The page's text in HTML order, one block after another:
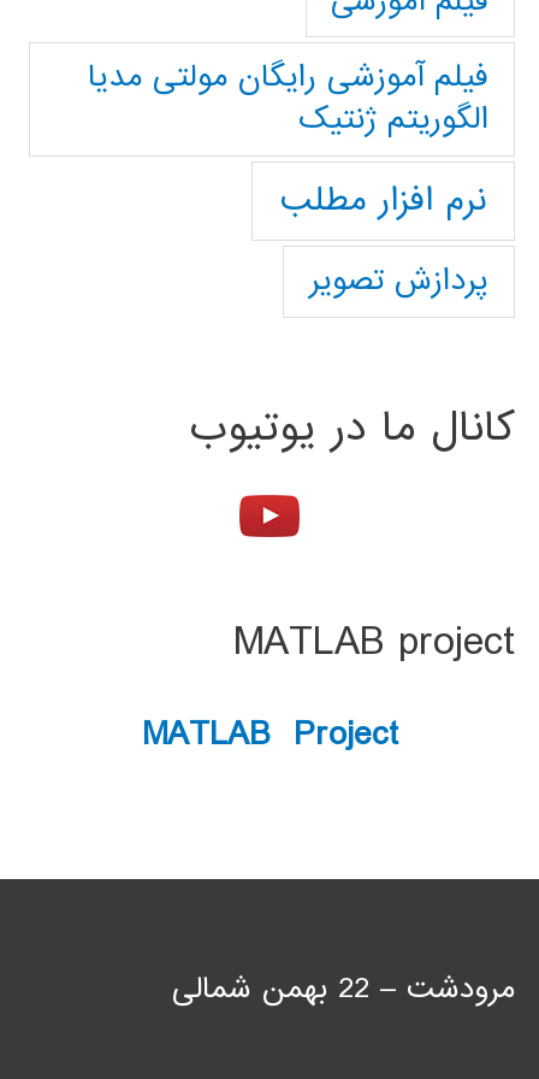
فیلم آموزشی رایگان مولتی مدیا
الگوریتم ژنتیک
نرم افزار مطلب
پردازش تصویر
کانال ما در یوتیوب
MATLAB project
MATLAB Project
مرودشت – 22 بهمن شمالی